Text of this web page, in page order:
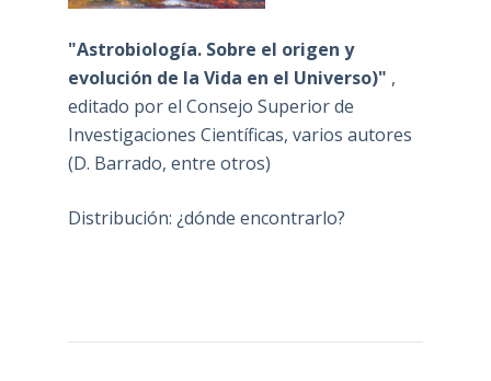
"Astrobiología. Sobre el origen y
evolución de la Vida en el Universo)" ,
editado por el Consejo Superior de
Investigaciones Científicas, varios autores
(D. Barrado, entre otros)
Distribución: ¿dónde encontrarlo?